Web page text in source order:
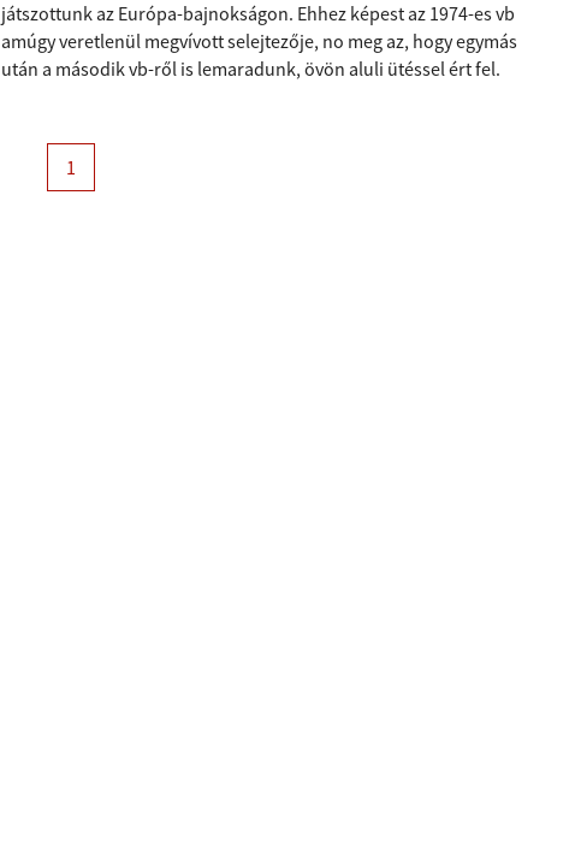
játszottunk az Európa-bajnokságon. Ehhez képest az 1974-es vb
amúgy veretlenül megvívott selejtezője, no meg az, hogy egymás
után a második vb-ről is lemaradunk, övön aluli ütéssel ért fel.
1